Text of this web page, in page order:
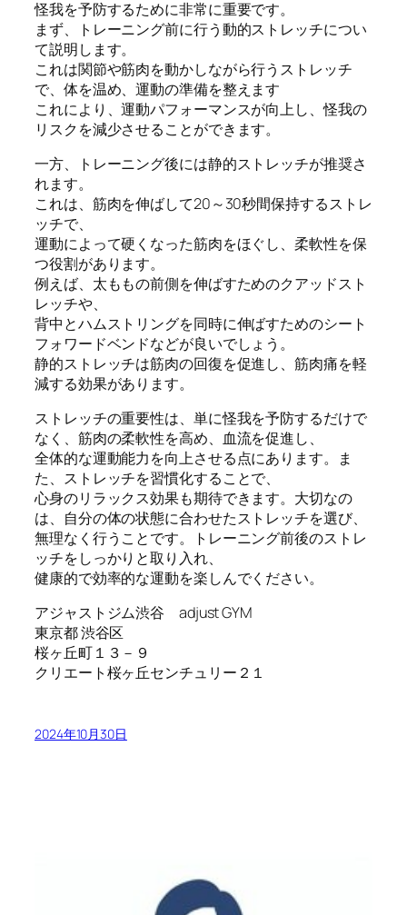
怪我を予防するために非常に重要です。
まず、トレーニング前に行う動的ストレッチについ
て説明します。
これは関節や筋肉を動かしながら行うストレッチ
で、体を温め、運動の準備を整えます
これにより、運動パフォーマンスが向上し、怪我の
リスクを減少させることができます。
一方、トレーニング後には静的ストレッチが推奨さ
れます。
これは、筋肉を伸ばして20～30秒間保持するストレ
ッチで、
運動によって硬くなった筋肉をほぐし、柔軟性を保
つ役割があります。
例えば、太ももの前側を伸ばすためのクアッドスト
レッチや、
背中とハムストリングを同時に伸ばすためのシート
フォワードベンドなどが良いでしょう。
静的ストレッチは筋肉の回復を促進し、筋肉痛を軽
減する効果があります。
ストレッチの重要性は、単に怪我を予防するだけで
なく、筋肉の柔軟性を高め、血流を促進し、
全体的な運動能力を向上させる点にあります。ま
た、ストレッチを習慣化することで、
心身のリラックス効果も期待できます。大切なの
は、自分の体の状態に合わせたストレッチを選び、
無理なく行うことです。トレーニング前後のストレ
ッチをしっかりと取り入れ、
健康的で効率的な運動を楽しんでください。
アジャストジム渋谷 adjust GYM
東京都 渋谷区
桜ヶ丘町１３－９
クリエート桜ヶ丘センチュリー２１
2024年10月30日